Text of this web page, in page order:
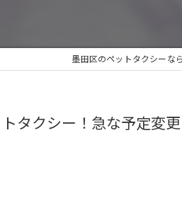
墨田区のペットタクシーな
タクシー！急な予定変